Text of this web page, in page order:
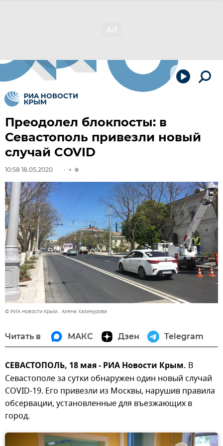
Преодолел блокпосты: в
Севастополь привезли новый
случай COVID
10:58 18.05.2020
© РИА Новости Крым . Алена Хазинурова
Читать в МАКС Дзен Telegram
СЕВАСТОПОЛЬ, 18 мая - РИА Новости Крым. В
Севастополе за сутки обнаружен один новый случай
COVID-19. Его привезли из Москвы, нарушив правила
обсервации, установленные для въезжающих в
город.